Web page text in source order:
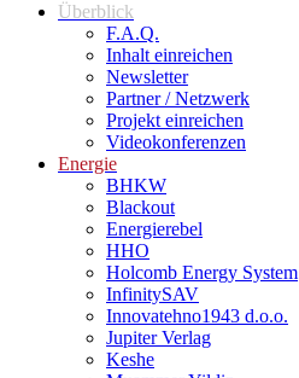
Überblick
F.A.Q.
Inhalt einreichen
Newsletter
Partner / Netzwerk
Projekt einreichen
Videokonferenzen
Energie
BHKW
Blackout
Energierebel
HHO
Holcomb Energy System
InfinitySAV
Innovatehno1943 d.o.o.
Jupiter Verlag
Keshe